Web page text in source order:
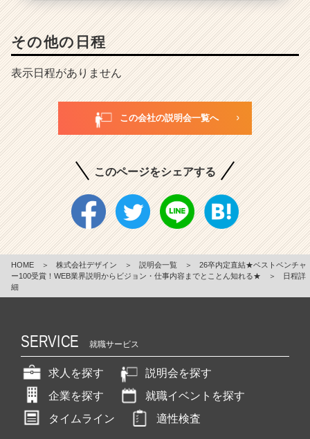
その他の日程
表示日程がありません
この会社の説明会一覧へ
このページをシェアする
HOME ＞ 株式会社デザイン ＞ 説明会一覧 ＞
26卒内定直結★ベストベンチャ
ー100受賞！WEB業界説明からビジョン・仕事内容までとことん知れる★
＞
日程詳
細
SERVICE 就職サービス
求人を探す
説明会を探す
企業を探す
就職イベントを探す
タイムライン
適性検査